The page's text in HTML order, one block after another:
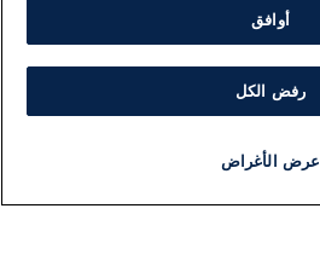
أوافق
رفض الكل
عرض الأغراض